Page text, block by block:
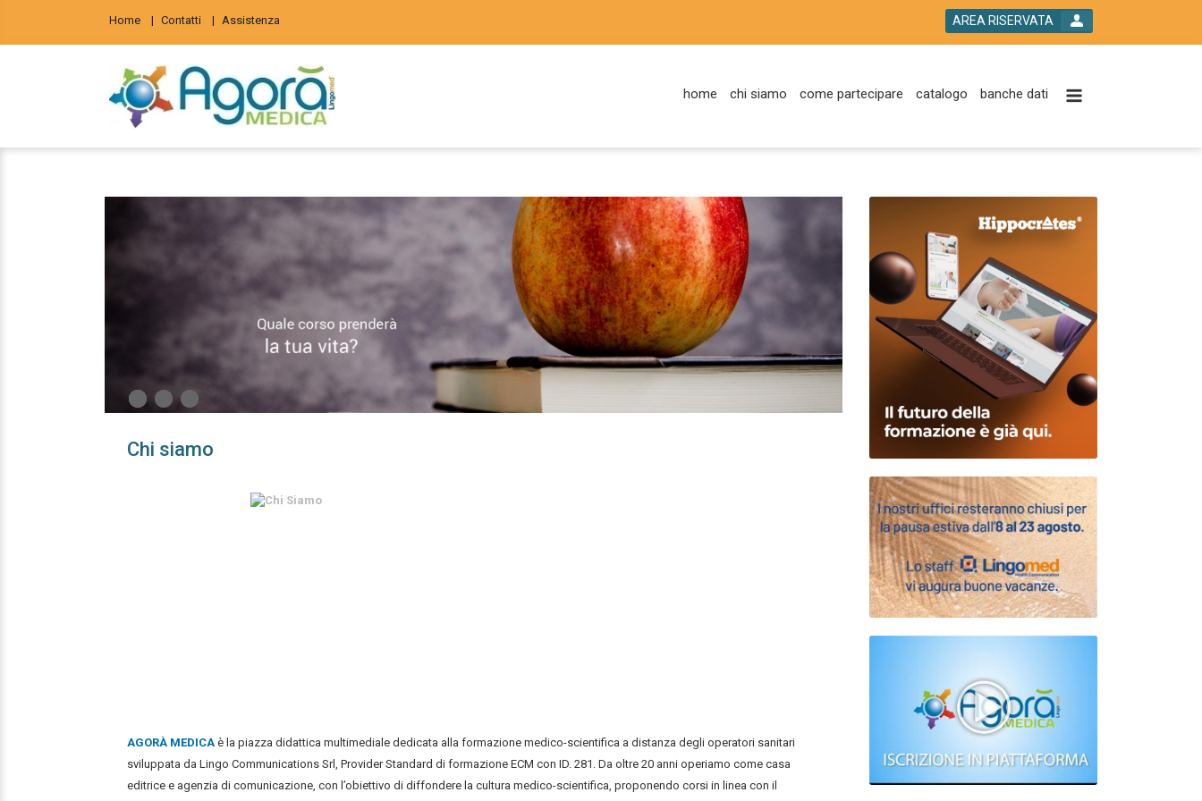
Home Contatti Assistenza AREA RISERVATA
home chi siamo come partecipare catalogo banche dati
1 2 3
1 2 3
Chi siamo
AGORÀ MEDICA è la piazza didattica multimediale dedicata alla formazione medico-scientifica a distanza degli operatori sanitari
sviluppata da Lingo Communications Srl, Provider Standard di formazione ECM con ID. 281. Da oltre 20 anni operiamo come casa
editrice e agenzia di comunicazione, con l’obiettivo di diffondere la cultura medico-scientifica, proponendo corsi in linea con il